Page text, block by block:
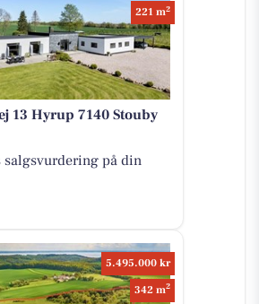
221 m2
13 Hyrup 7140 Stouby
salgsvurdering på din
5.495.000 kr
342 m2